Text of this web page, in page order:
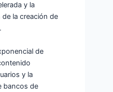
y la
la creación de
de
y la
bancos de